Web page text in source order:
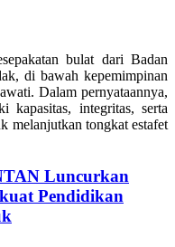
bulat dari Badan
di bawah kepemimpinan
Dalam pernyataannya,
kapasitas, integritas, serta
melanjutkan tongkat estafet
Luncurkan
Pendidikan